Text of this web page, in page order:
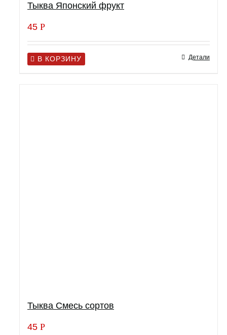
Тыква Японский фрукт
45 Р
В КОРЗИНУ Детали
Тыква Смесь сортов
45 Р